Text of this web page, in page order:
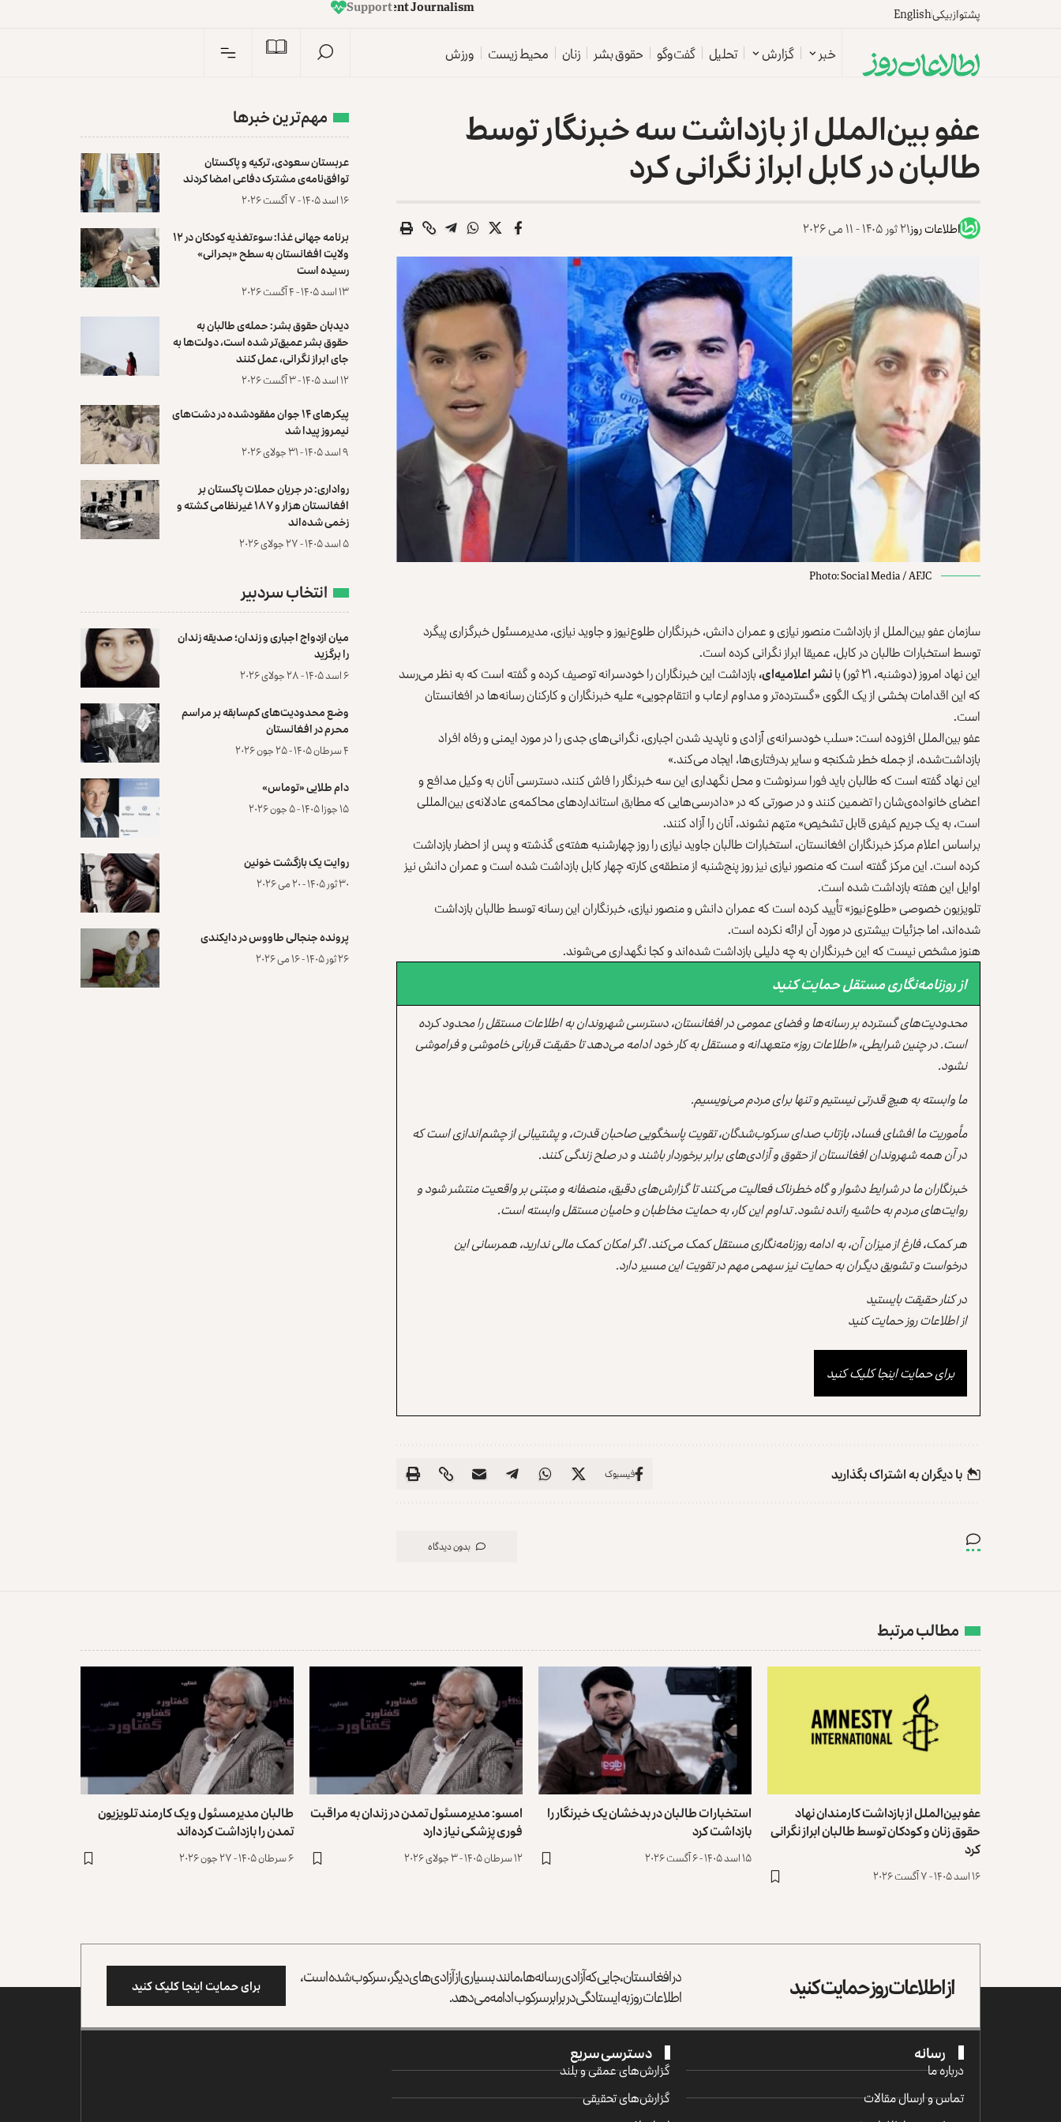
پشتوازبیکیEnglish
m
s
i
l
a
n
r
u
o
J
t
n
e
d
n
e
p
e
d
n
ISupport
خبر گزارش تحلیل گفت‌وگو حقوق بشر زنان محیط زیست ورزش
عفو بین‌الملل از بازداشت سه خبرنگار توسط
طالبان در کابل ابراز نگرانی کرد
اطلاعات روز۲۱ ثور ۱۴۰۵ - ۱۱ می ۲۰۲۶
Photo: Social Media / AFJC
سازمان عفو بین‌الملل از بازداشت منصور نیازی و عمران دانش، خبرنگاران طلوع‌نیوز و جاوید نیازی، مدیرمسئول خبرگزاری پیگرد
توسط استخبارات طالبان در کابل، عمیقا ابراز نگرانی کرده است.
این نهاد امروز (دوشنبه، ۲۱ ثور) با
نشر اعلامیه‌ای،بازداشت این خبرنگاران را خودسرانه توصیف کرده و گفته است که به‌ نظر می‌رسد
که این اقدامات بخشی از یک الگوی «گسترده‌تر و مداوم ارعاب و انتقام‌جویی» علیه خبرنگاران و کارکنان رسانه‌ها در افغانستان
است.
عفو بین‌الملل افزوده است:‌ «سلب خودسرانه‌ی آزادی و ناپدید شدن اجباری، نگرانی‌های جدی را در مورد ایمنی و رفاه افراد
بازداشت‌شده، از جمله خطر شکنجه و سایر بدرفتاری‌ها، ایجاد می‌کند.»
این نهاد گفته است که طالبان باید فورا سرنوشت و محل نگهداری این سه خبرنگار را فاش کنند، دسترسی آنان به وکیل مدافع و
اعضای خانواده‌ی‌شان را تضمین کنند و در صورتی که در «دادرسی‌هایی که مطابق استانداردهای محاکمه‌ی عادلانه‌ی بین‌المللی
است، به یک جریم کیفری قابل تشخیص» متهم نشوند،‌ آنان را آزاد کنند.
براساس اعلام مرکز خبرنگاران افغانستان، استخبارات طالبان جاوید نیازی را روز چهارشنبه هفته‌ی گذشته و پس از احضار بازداشت
کرده است. این مرکز گفته است که منصور نیازی نیز روز پنج‌شنبه از منطقه‌ی کارته چهار کابل بازداشت شده است و عمران دانش نیز
اوایل این هفته بازداشت شده است.
تلویزیون خصوصی «طلوع‌نیوز» تأیید کرده است که عمران دانش و منصور نیازی، خبرنگاران این رسانه توسط طالبان بازداشت
شده‌اند، اما جزئیات بیشتری در مورد آن ارائه نکرده است.
هنوز مشخص نیست که این خبرنگاران به چه دلیلی بازداشت شده‌اند و کجا نگهداری می‌شوند.
از روزنامه‌نگاری مستقل حمایت کنید
محدودیت‌های گسترده بر رسانه‌ها و فضای عمومی در افغانستان، دسترسی شهروندان به اطلاعات مستقل را محدود کرده
است. در چنین شرایطی، «اطلاعات روز» متعهدانه و مستقل به کار خود ادامه می‌دهد تا حقیقت قربانی خاموشی و فراموشی
نشود.
ما وابسته به هیچ قدرتی نیستیم و تنها برای مردم می‌نویسیم.
مأموریت ما افشای فساد، بازتاب صدای سرکوب‌شدگان، تقویت پاسخگویی صاحبان قدرت، و پشتیبانی از چشم‌اندازی است که
در آن همه شهروندان افغانستان از حقوق و آزادی‌های برابر برخوردار باشند و در صلح زندگی کنند.
خبرنگاران ما در شرایط دشوار و گاه خطرناک فعالیت می‌کنند تا گزارش‌های دقیق، منصفانه و مبتنی بر واقعیت منتشر شود و
روایت‌های مردم به حاشیه رانده نشود. تداوم این کار، به حمایت مخاطبان و حامیان مستقل وابسته است.
هر کمک، فارغ از میزان آن، به ادامه روزنامه‌نگاری مستقل کمک می‌کند. اگر امکان کمک مالی ندارید، همرسانی این
درخواست و تشویق دیگران به حمایت نیز سهمی مهم در تقویت این مسیر دارد.
در کنار حقیقت بایستید
از اطلاعات روز حمایت کنید
برای حمایت اینجا کلیک کنید
با دیگران به‌‌ اشتراک بگذارید فیسبوک
بدون دیدگاه
مهم‌ترین خبرها
عربستان سعودی، ترکیه و پاکستان
توافق‌نامه‌ی مشترک دفاعی امضا کردند
۱۶ اسد ۱۴۰۵ - ۷ آگست ۲۰۲۶
برنامه جهانی غذا: سوءتغذیه کودکان در ۱۲
ولایت افغانستان به سطح «بحرانی»
رسیده است
۱۳ اسد ۱۴۰۵ - ۴ آگست ۲۰۲۶
دیدبان حقوق بشر: حمله‌ی طالبان به
حقوق بشر عمیق‌تر شده است، دولت‌ها به
جای ابراز نگرانی، عمل کنند
۱۲ اسد ۱۴۰۵ - ۳ آگست ۲۰۲۶
پیکرهای ۱۴ جوان مفقودشده در دشت‌های
نیمروز پیدا شد
۹ اسد ۱۴۰۵ - ۳۱ جولای ۲۰۲۶
رواداری: در جریان حملات پاکستان بر
افغانستان هزار و ۱۸۷ غیرنظامی کشته و
زخمی شده‌اند
۵ اسد ۱۴۰۵ - ۲۷ جولای ۲۰۲۶
انتخاب سردبیر
میان ازدواج اجباری و زندان؛ صدیقه زندان
را برگزید
۶ اسد ۱۴۰۵ - ۲۸ جولای ۲۰۲۶
وضع محدودیت‌های کم‌سابقه بر مراسم
محرم در افغانستان
۴ سرطان ۱۴۰۵ - ۲۵ جون ۲۰۲۶
دام طلایی «توماس»
۱۵ جوزا ۱۴۰۵ - ۵ جون ۲۰۲۶
روایت یک بازگشت خونین
۳۰ ثور ۱۴۰۵ - ۲۰ می ۲۰۲۶
پرونده‌ جنجالی طاووس در دایکندی
۲۶ ثور ۱۴۰۵ - ۱۶ می ۲۰۲۶
مطالب مرتبط
عفو بین‌الملل از بازداشت کارمندان نهاد
حقوق زنان و کودکان توسط طالبان ابراز نگرانی
کرد
۱۶ اسد ۱۴۰۵ - ۷ آگست ۲۰۲۶
استخبارات طالبان در بدخشان یک خبرنگار را
بازداشت کرد
۱۵ اسد ۱۴۰۵ - ۶ آگست ۲۰۲۶
امسو: مدیرمسئول تمدن در زندان به مراقبت
فوری پزشکی نیاز دارد
۱۲ سرطان ۱۴۰۵ - ۳ جولای ۲۰۲۶
طالبان مدیرمسئول و یک کارمند تلویزیون
تمدن را بازداشت کرده‌اند
۶ سرطان ۱۴۰۵ - ۲۷ جون ۲۰۲۶
از اطلاعات روز حمایت کنید در افغانستان، جایی که آزادی رسانه‌ها، مانند بسیاری از آزادی‌های دیگر، سرکوب شده است،
اطلاعات روز به ایستادگی در برابر سرکوب ادامه می‌دهد. برای حمایت اینجا کلیک کنید
رسانه
درباره ما
تماس و ارسال مقالات
دسترسی سریع
گزارش‌‌های عمقی و بلند
گزارش‌های تحقیقی